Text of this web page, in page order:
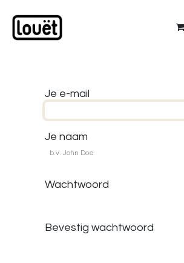
Je e-mail
Je naam
Wachtwoord
Bevestig wachtwoord